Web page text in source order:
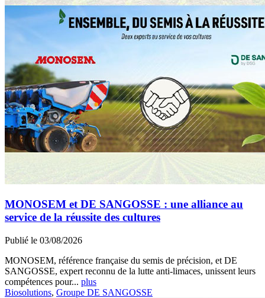
MONOSEM et DE SANGOSSE : une alliance au
service de la réussite des cultures
Publié le 03/08/2026
MONOSEM, référence française du semis de précision, et DE
SANGOSSE, expert reconnu de la lutte anti-limaces, unissent leurs
compétences pour... plus
Biosolutions, Groupe DE SANGOSSE